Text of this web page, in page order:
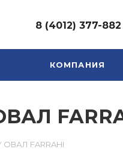
8 (4012) 377-882
КОМПАНИЯ
ОВАЛ FARRAHI